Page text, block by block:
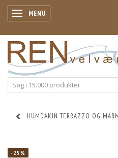
SKIFTE NAVIGATION
MENU
HUMDAKIN TERRAZZO OG
-25%